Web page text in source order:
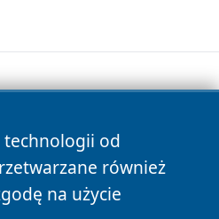
technologii od
również
na użycie